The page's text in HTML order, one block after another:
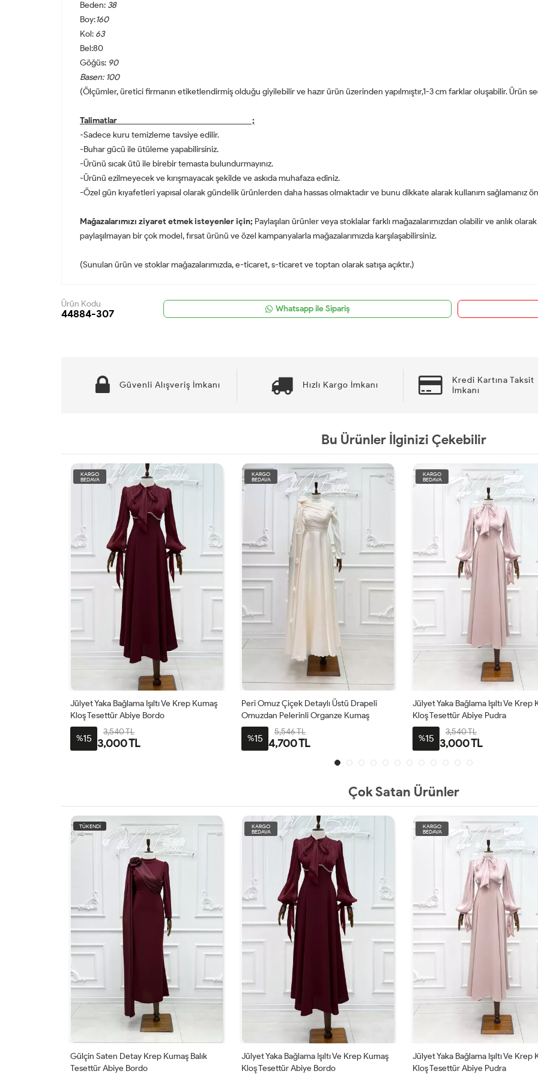
Beden: 38
Boy:160
Kol: 63
Bel:80
Göğüs: 90
Basen: 100
(Ölçümler, üretici firmanın etiketlendirmiş olduğu giyilebilir ve hazır ürün üzerinden yapılmıştır,1-3 cm farklar oluşabilir. Ürün
Talimatlar ;
-Sadece kuru temizleme tavsiye edilir.
-Buhar gücü ile ütüleme yapabilirsiniz.
-Ürünü sıcak ütü ile birebir temasta bulundurmayınız.
-Ürünü ezilmeyecek ve kırışmayacak şekilde ve askıda muhafaza ediniz.
-Özel gün kıyafetleri yapısal olarak gündelik ürünlerden daha hassas olmaktadır ve bunu dikkate alarak kullanım sağlamanız
Mağazalarımızı ziyaret etmek isteyenler için; Paylaşılan ürünler veya stoklalar farklı mağazalarımızdan olabilir ve anlık
paylaşılmayan bir çok model, fırsat ürünü ve özel kampanyalarla mağazalarımızda karşılaşabilirsiniz.
(Sunulan ürün ve stoklar mağazalarımızda, e-ticaret, s-ticaret ve toptan olarak satışa açıktır.)
Ürün Kodu
44884-307 Whatsapp ile Sipariş
Güvenli Alışveriş İmkanı Hızlı Kargo İmkanı
Kredi Kartına Taksit
İmkanı
Bu Ürünler İlginizi Çekebilir
KARGO
BEDAVA
Peri Omuz Çiçek Detaylı Üstü Drapeli
Omuzdan Pelerinli Organze Kumaş
Tesettür Prenses Abiye Ekru
%15
5,546 TL
4,700 TL
KARGO
BEDAVA
Jülyet Yaka Bağlama Işıltı Ve Krep Kumaş
Kloş Tesettür Abiye Pudra
%15
3,540 TL
3,000 TL
KARGO
BEDAVA
Jülyet Yaka Bağlama Işıltı Ve Krep
Kloş Tesettür Abiye Siyah
%15
3,540 TL
3,000 TL
Çok Satan Ürünler
Detay Krep Kumaş Balık
KARGO
BEDAVA
Jülyet Yaka Bağlama Işıltı Ve Krep Kumaş
Kloş Tesettür Abiye Bordo
KARGO
BEDAVA
Jülyet Yaka Bağlama Işıltı Ve Krep Kumaş
Kloş Tesettür Abiye Pudra
TÜKENDİ
Deren Yan
Kalem